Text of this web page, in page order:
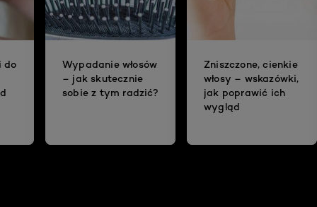
do
Wypadanie włosów
– jak skutecznie
sobie z tym radzić?
Zniszczone, cienkie
włosy – wskazówki,
jak poprawić ich
wygląd